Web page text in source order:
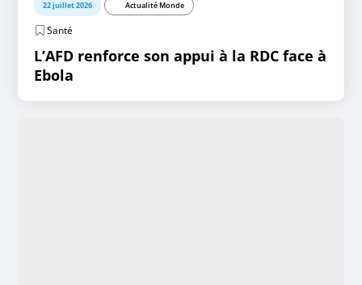
22 juillet 2026 Actualité Monde
Santé
L’AFD renforce son appui à la RDC face à
Ebola